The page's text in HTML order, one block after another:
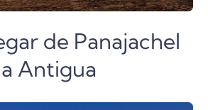
de Panajachel
a Antigua